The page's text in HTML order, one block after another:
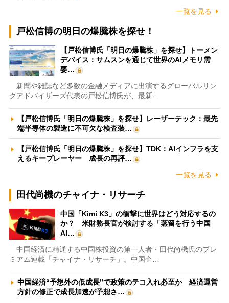
一覧を見る
戸松信博の明日の爆騰株を探せ！
【戸松信博氏「明日の爆騰株」を探せ】トーメン
デバイス：サムスンを通じて世界のAIメモリ需
要…
新聞や雑誌など多数の金融メディアに出演するグローバルリン
クアドバイザーズ代表の戸松信博氏が、最新…
【戸松信博氏「明日の爆騰株」を探せ】レーザーテック：最先
端半導体の製造に不可欠な検査装…
【戸松信博氏「明日の爆騰株」を探せ】TDK：AIインフラを支
えるキープレーヤー 成長の再評…
一覧を見る
田代尚機のチャイナ・リサーチ
中国「Kimi K3」の衝撃に世界はどう対応するの
か？ 米財務長官が検討する「蒸留を行う中国
AI…
中国経済に精通する中国株投資の第一人者・田代尚機氏のプレ
ミアム連載「チャイナ・リサーチ」。中国企…
中国経済“予想外の低成長”で政策のテコ入れ必至か 経済運営
方針の修正で成長加速が予想さ…